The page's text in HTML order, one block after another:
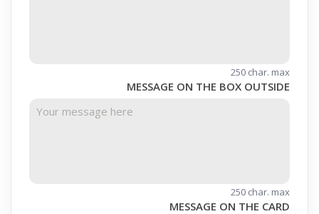
250 char. max
MESSAGE ON THE BOX OUTSIDE
250 char. max
MESSAGE ON THE CARD